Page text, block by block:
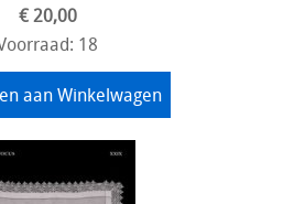
€ 20,00
18
aan Winkelwagen